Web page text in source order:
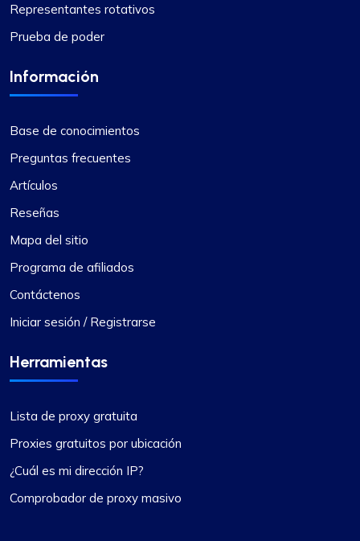
Representantes rotativos
Prueba de poder
Información
Base de conocimientos
Preguntas frecuentes
Artículos
Reseñas
Mapa del sitio
Programa de afiliados
Contáctenos
Iniciar sesión / Registrarse
Herramientas
Lista de proxy gratuita
Proxies gratuitos por ubicación
¿Cuál es mi dirección IP?
Comprobador de proxy masivo